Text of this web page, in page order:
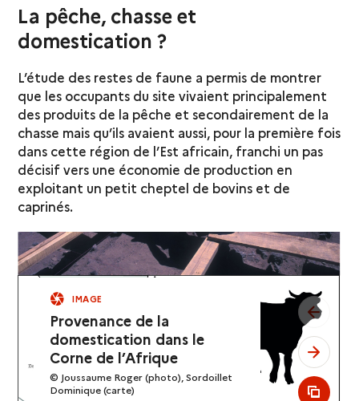
La pêche, chasse et
domestication ?
L’étude des restes de faune a permis de montrer
que les occupants du site vivaient principalement
des produits de la pêche et secondairement de la
chasse mais qu’ils avaient aussi, pour la première fois
dans cette région de l’Est africain, franchi un pas
décisif vers une économie de production en
exploitant un petit cheptel de bovins et de
caprinés.
IMAGE
Provenance de la
domestication dans le
Corne de l’Afrique
© Joussaume Roger (photo), Sordoillet
Dominique (carte)
see
see
see